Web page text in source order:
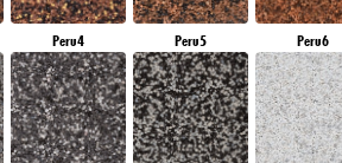
Peru4 Peru5 Peru6